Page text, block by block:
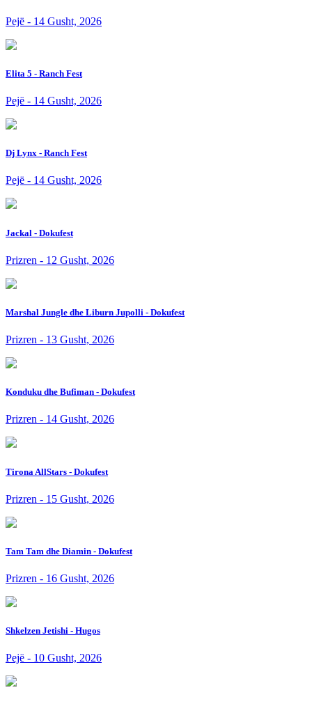
Pejë - 14 Gusht, 2026
Elita 5 - Ranch Fest
Pejë - 14 Gusht, 2026
Dj Lynx - Ranch Fest
Pejë - 14 Gusht, 2026
Jackal - Dokufest
Prizren - 12 Gusht, 2026
Marshal Jungle dhe Liburn Jupolli - Dokufest
Prizren - 13 Gusht, 2026
Konduku dhe Bufiman - Dokufest
Prizren - 14 Gusht, 2026
Tirona AllStars - Dokufest
Prizren - 15 Gusht, 2026
Tam Tam dhe Diamin - Dokufest
Prizren - 16 Gusht, 2026
Shkelzen Jetishi - Hugos
Pejë - 10 Gusht, 2026